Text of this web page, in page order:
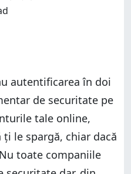
autentificarea în doi
de securitate pe
tale online,
le spargă, chiar dacă
toate companiile